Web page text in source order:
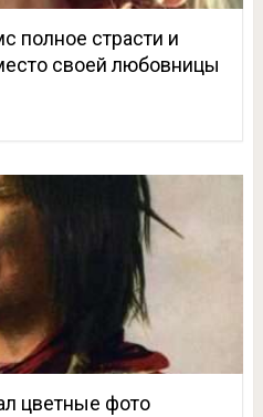
полное страсти и
своей любовницы
цветные фото